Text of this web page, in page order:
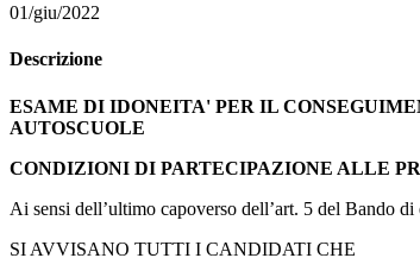
01/giu/2022
Descrizione
ESAME DI IDONEITA' PER IL
AUTOSCUOLE
CONDIZIONI DI PARTECIPAZIONE ALLE
Ai sensi dell’ultimo capoverso dell’art. 5 del Bando di
SI AVVISANO TUTTI I CANDIDATI CHE